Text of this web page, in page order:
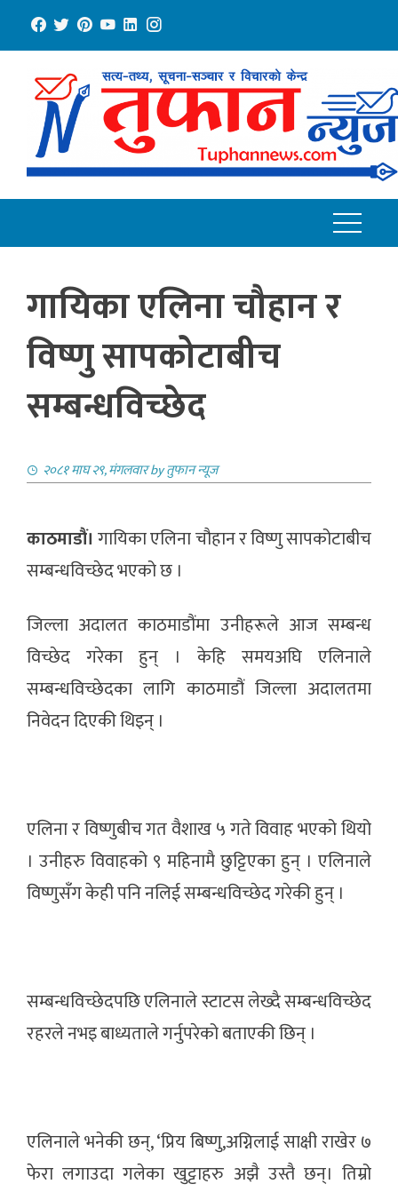
content
गायिका एलिना चौहान र
विष्णु सापकोटाबीच
सम्बन्धविच्छेद
२०८१ माघ २९, मंगलवारbyतुफान न्यूज
काठमाडौं। गायिका एलिना चौहान र विष्णु सापकोटाबीच
सम्बन्धविच्छेद भएको छ ।
जिल्ला अदालत काठमाडौंमा उनीहरूले आज सम्बन्ध
विच्छेद गरेका हुन् । केहि समयअघि एलिनाले
सम्बन्धविच्छेदका लागि काठमाडौं जिल्ला अदालतमा
निवेदन दिएकी थिइन् ।
एलिना र विष्णुबीच गत वैशाख ५ गते विवाह भएको थियो
। उनीहरु विवाहको ९ महिनामै छुट्टिएका हुन् । एलिनाले
विष्णुसँग केही पनि नलिई सम्बन्धविच्छेद गरेकी हुन् ।
सम्बन्धविच्छेदपछि एलिनाले स्टाटस लेख्दै सम्बन्धविच्छेद
रहरले नभइ बाध्यताले गर्नुपरेको बताएकी छिन् ।
एलिनाले भनेकी छन्, ‘प्रिय बिष्णु,अग्निलाई साक्षी राखेर ७
फेरा लगाउदा गलेका खुट्टाहरु अझै उस्तै छन्। तिम्रो